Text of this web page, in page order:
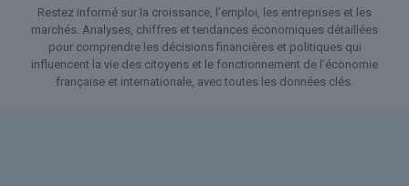
Restez informé sur la croissance, l’emploi, les entreprises et les
marchés. Analyses, chiffres et tendances économiques détaillées
pour comprendre les décisions financières et politiques qui
influencent la vie des citoyens et le fonctionnement de l’économie
française et internationale, avec toutes les données clés.